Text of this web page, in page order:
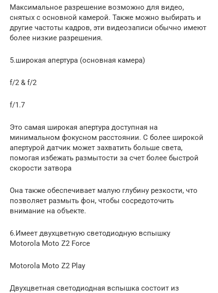
Максимальное разрешение возможно для видео,
снятых с основной камерой. Также можно выбирать и
другие частоты кадров, эти видеозаписи обычно имеют
более низкие разрешения.
5.широкая апертура (основная камера)
f/2 & f/2
f/1.7
Это самая широкая апертура доступная на
минимальном фокусном расстоянии. С более широкой
апертурой датчик может захватить больше света,
помогая избежать размытости за счет более быстрой
скорости затвора
Она также обеспечивает малую глубину резкости, что
позволяет размыть фон, чтобы сосредоточить
внимание на объекте.
6.Имеет двухцветную светодиодную вспышку
Motorola Moto Z2 Force
Motorola Moto Z2 Play
Двухцветная светодиодная вспышка состоит из